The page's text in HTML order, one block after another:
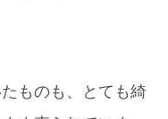
ものも、とても綺